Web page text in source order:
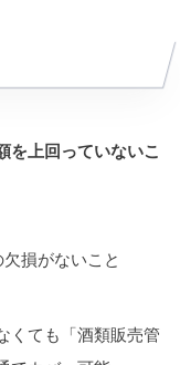
を上回っていないこ
損がないこと
くても「酒類販売管